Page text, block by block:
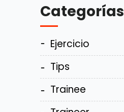
Categorías
Ejercicio
Tips
Trainee